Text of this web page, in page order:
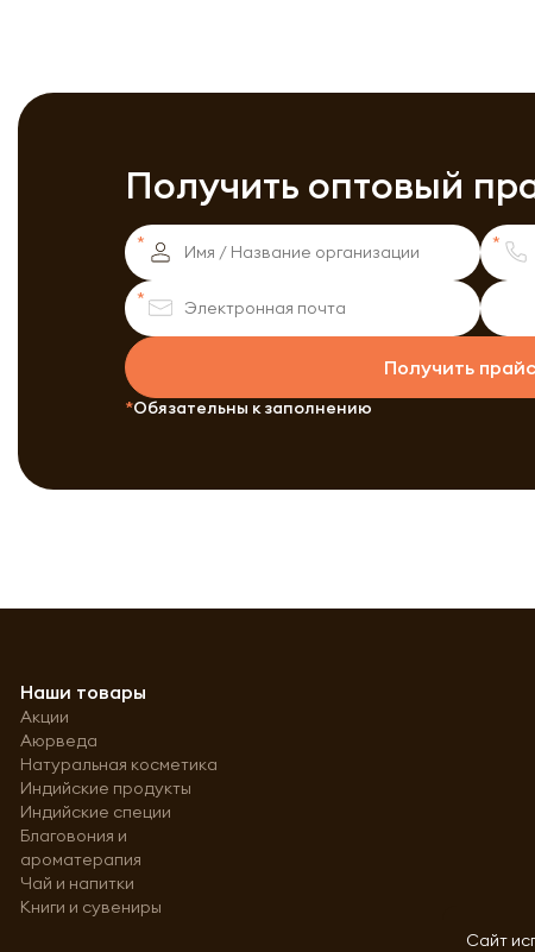
Получить оптовый
Получить
Обязательны к заполнению
Наши товары
Акции
Аюрведа
Натуральная косметика
Индийские продукты
Индийские специи
Благовония и
ароматерапия
Чай и напитки
Книги и сувениры
Сайт